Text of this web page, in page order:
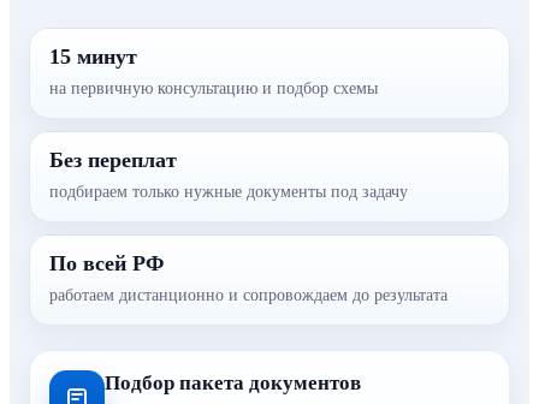
15 минут
на первичную консультацию и подбор схемы
Без переплат
подбираем только нужные документы под задачу
По всей РФ
работаем дистанционно и сопровождаем до результата
Подбор пакета документов